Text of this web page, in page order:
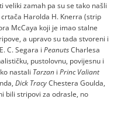
veliki zamah pa su se tako našli
Harolda H. Knerra (strip
McCaya koji je imao stalne
a upravo su tada stvoreni i
E. C. Segara i PeanutsCharlesa
pustolovnu, povijesnu i
nastali Tarzan i Princ Valiant
Dick TracyChestera Goulda,
bili stripovi za odrasle, no